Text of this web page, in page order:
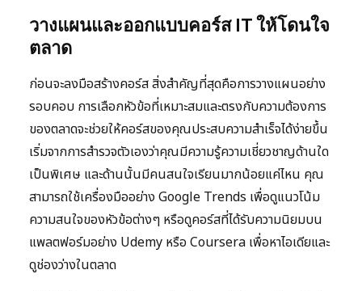
วางแผนและออกแบบคอร์ส IT ให้โดนใจ
ตลาด
ก่อนจะลงมือสร้างคอร์ส สิ่งสำคัญที่สุดคือการวางแผนอย่าง
รอบคอบ การเลือกหัวข้อที่เหมาะสมและตรงกับความต้องการ
ของตลาดจะช่วยให้คอร์สของคุณประสบความสำเร็จได้ง่ายขึ้น
เริ่มจากการสำรวจตัวเองว่าคุณมีความรู้ความเชี่ยวชาญด้านใด
เป็นพิเศษ และด้านนั้นมีคนสนใจเรียนมากน้อยแค่ไหน คุณ
สามารถใช้เครื่องมืออย่าง Google Trends เพื่อดูแนวโน้ม
ความสนใจของหัวข้อต่างๆ หรือดูคอร์สที่ได้รับความนิยมบน
แพลตฟอร์มอย่าง Udemy หรือ Coursera เพื่อหาไอเดียและ
ดูช่องว่างในตลาด